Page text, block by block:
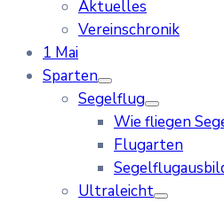
Aktuelles
Vereinschronik
1 Mai
Sparten
Segelflug
Wie fliegen
Flugarten
Ultraleicht